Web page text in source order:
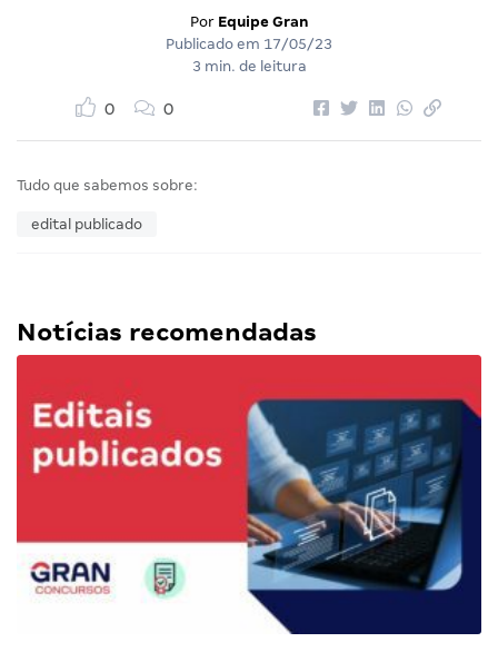
Por Equipe Gran
Publicado em 17/05/23
3 min. de leitura
0 0
Tudo que sabemos sobre:
edital publicado
Notícias recomendadas